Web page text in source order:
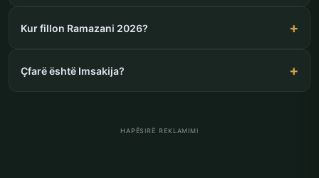
Kur fillon Ramazani 2026?
Çfarë është Imsakija?
HAPËSIRË REKLAMIMI